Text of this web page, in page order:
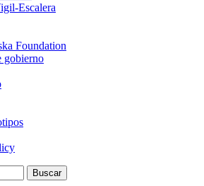
Escalera
Foundation
gobierno